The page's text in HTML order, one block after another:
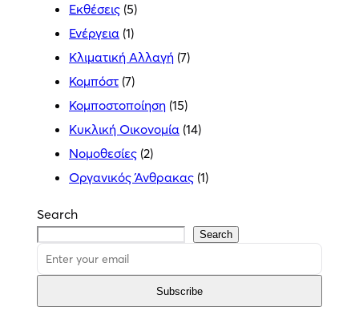
Εκθέσεις (5)
Ενέργεια (1)
Κλιματική Αλλαγή (7)
Κομπόστ (7)
Κομποστοποίηση (15)
Κυκλική Οικονομία (14)
Νομοθεσίες (2)
Οργανικός Άνθρακας (1)
Search
Search
Subscribe